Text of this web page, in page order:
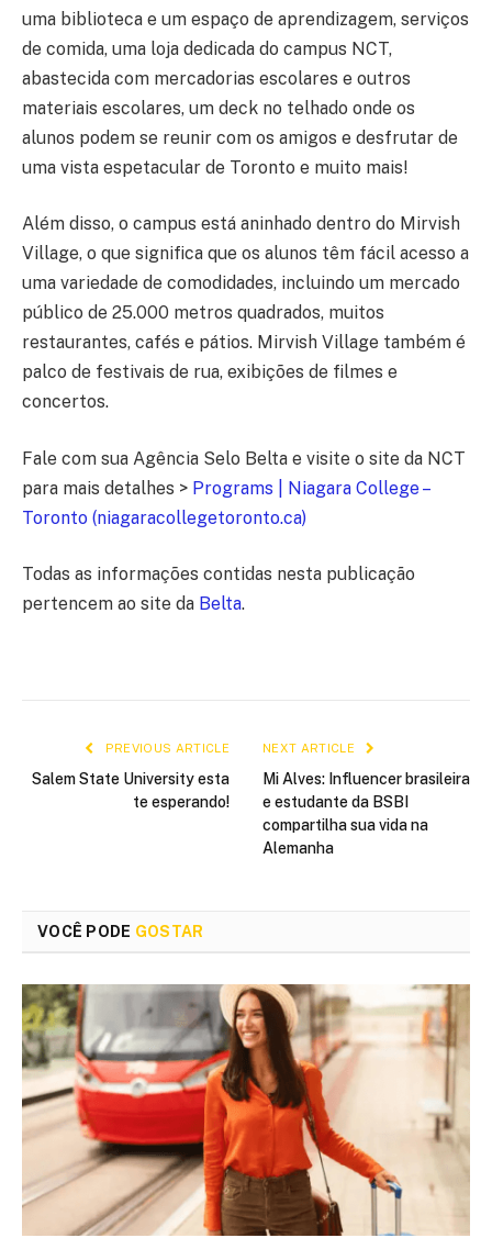
uma biblioteca e um espaço de aprendizagem, serviços
de comida, uma loja dedicada do campus NCT,
abastecida com mercadorias escolares e outros
materiais escolares, um deck no telhado onde os
alunos podem se reunir com os amigos e desfrutar de
uma vista espetacular de Toronto e muito mais!
Além disso, o campus está aninhado dentro do Mirvish
Village, o que significa que os alunos têm fácil acesso a
uma variedade de comodidades, incluindo um mercado
público de 25.000 metros quadrados, muitos
restaurantes, cafés e pátios. Mirvish Village também é
palco de festivais de rua, exibições de filmes e
concertos.
Fale com sua Agência Selo Belta e visite o site da NCT
para mais detalhes > Programs | Niagara College –
Toronto (niagaracollegetoronto.ca)
Todas as informações contidas nesta publicação
pertencem ao site da Belta.
PREVIOUS ARTICLE
Salem State University esta
te esperando!
NEXT ARTICLE
Mi Alves: Influencer brasileira
e estudante da BSBI
compartilha sua vida na
Alemanha
VOCÊ PODE GOSTAR